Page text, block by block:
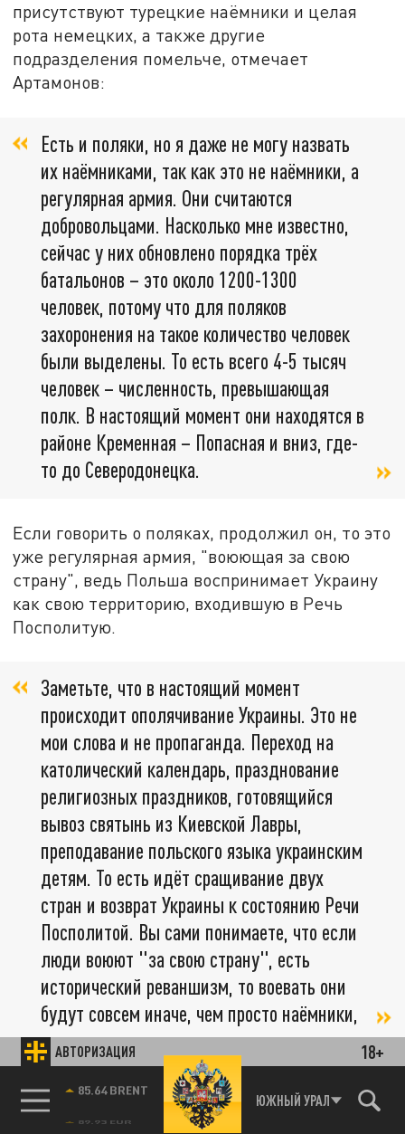
АВТОРИЗАЦИЯ 18+
85.64 BRENT ЮЖНЫЙ УРАЛ
присутствуют турецкие наёмники и целая
рота немецких, а также другие
подразделения помельче, отмечает
Артамонов:
Есть и поляки, но я даже не могу назвать
их наёмниками, так как это не наёмники, а
регулярная армия. Они считаются
добровольцами. Насколько мне известно,
сейчас у них обновлено порядка трёх
батальонов – это около 1200-1300
человек, потому что для поляков
захоронения на такое количество человек
были выделены. То есть всего 4-5 тысяч
человек – численность, превышающая
полк. В настоящий момент они находятся в
районе Кременная – Попасная и вниз, где-
то до Северодонецка.
Если говорить о поляках, продолжил он, то это
уже регулярная армия, "воюющая за свою
страну", ведь Польша воспринимает Украину
как свою территорию, входившую в Речь
Посполитую.
Заметьте, что в настоящий момент
происходит ополячивание Украины. Это не
мои слова и не пропаганда. Переход на
католический календарь, празднование
религиозных праздников, готовящийся
вывоз святынь из Киевской Лавры,
преподавание польского языка украинским
детям. То есть идёт сращивание двух
стран и возврат Украины к состоянию Речи
Посполитой. Вы сами понимаете, что если
люди воюют "за свою страну", есть
исторический реваншизм, то воевать они
будут совсем иначе, чем просто наёмники,
– обратил внимание Артамонов.
Минусами для них являются разношёрстность